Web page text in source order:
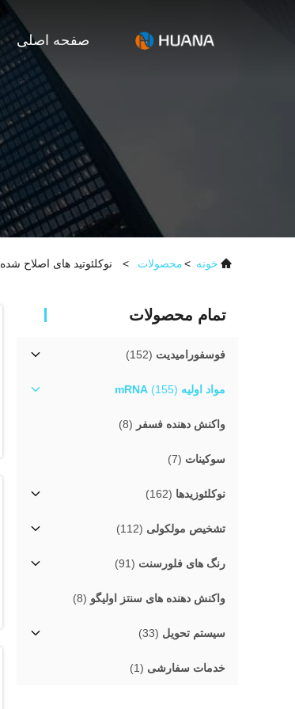
صفحه اصلی
خونه >محصولات > نوکلئوتید های اصلاح شده
تمام محصولات
فوسفورامیدیت (152)
مواد اولیه mRNA (155)
واکنش دهنده فسفر (8)
سوکینات (7)
نوکلئوزیدها (162)
تشخیص مولکولی (112)
رنگ های فلورسنت (91)
واکنش دهنده های سنتز اولیگو (8)
سیستم تحویل (33)
خدمات سفارشی (1)